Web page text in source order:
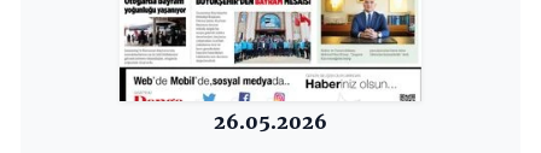
26.05.2026